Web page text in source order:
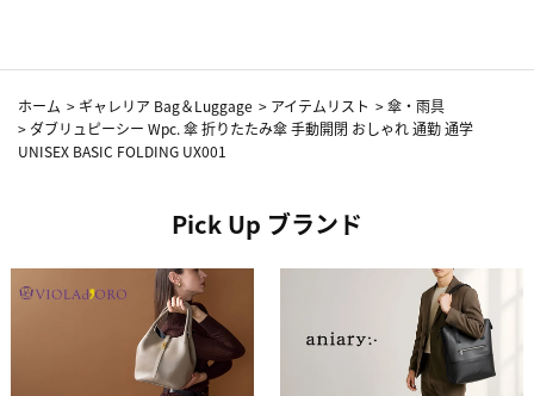
ホーム > ギャレリア Bag＆Luggage > アイテムリスト >傘・雨具
> ダブリュピーシー Wpc. 傘 折りたたみ傘 手動開閉 おしゃれ 通勤 通学
UNISEX BASIC FOLDING UX001
Pick Up ブランド